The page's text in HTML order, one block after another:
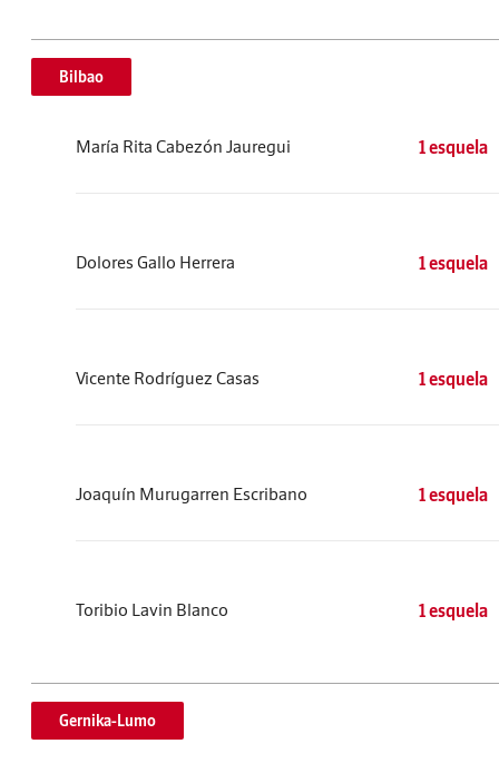
Bilbao
María Rita Cabezón Jauregui 1 esquela
Dolores Gallo Herrera 1 esquela
Vicente Rodríguez Casas 1 esquela
Joaquín Murugarren Escribano 1 esquela
Toribio Lavin Blanco 1 esquela
Gernika-Lumo